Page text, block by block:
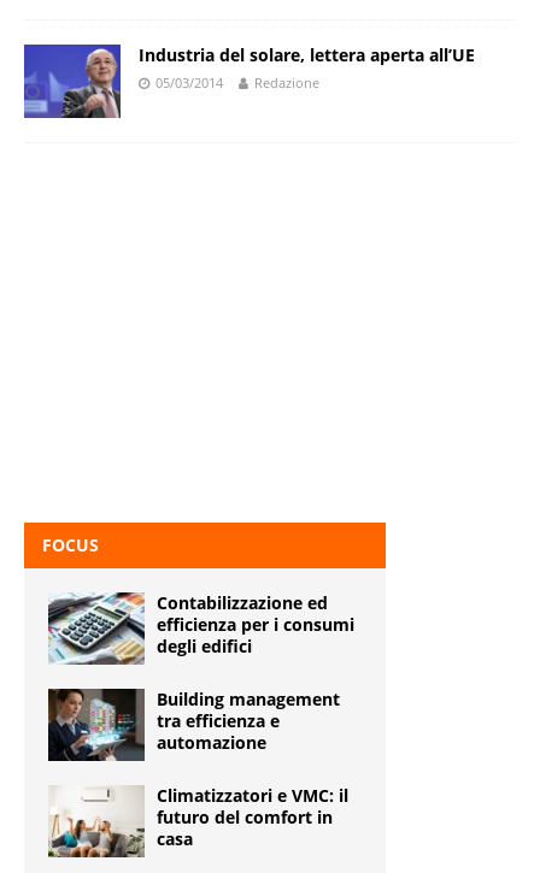
Industria del solare, lettera aperta all’UE
05/03/2014 Redazione
FOCUS
Contabilizzazione ed
efficienza per i consumi
degli edifici
Building management
tra efficienza e
automazione
Climatizzatori e VMC: il
futuro del comfort in
casa